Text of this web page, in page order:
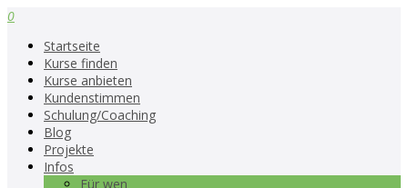
0
Startseite
Kurse finden
Kurse anbieten
Kundenstimmen
Schulung/Coaching
Blog
Projekte
Infos
Für wen